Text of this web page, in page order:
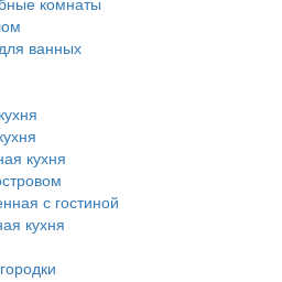
ванных
кухня
с гостиной
кухня